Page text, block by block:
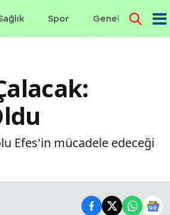
Spor Genel Dünya
Efes'in mücadele edeceği